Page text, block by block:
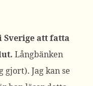
Sverige att fatta
Långbänken
Jag kan se